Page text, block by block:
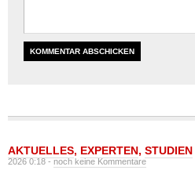
AKTUELLES, EXPERTEN, STUDIEN
2026 0:18 -noch keine Kommentare